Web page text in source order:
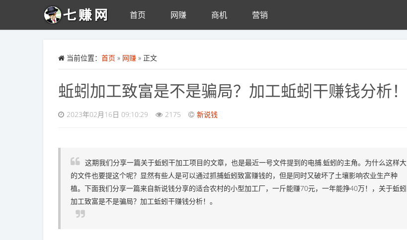
首页 网赚 商机 营销
当前位置： 首页 » 网赚 » 正文
蚯蚓加工致富是不是骗局？加工蚯蚓干赚钱分析！
2023年02月16日 09:10:29 2175 新说钱
这期我们分享一篇关于蚯蚓干加工项目的文章，也是最近一号文件提到的电捕.蚯蚓的主角。为什么这样大
的文件也要提这个呢？显然有些人是可以通过抓捕蚯蚓致富赚钱的，但是同时又破坏了土壤影响农业生产种
植。下面我们分享一篇来自新说钱分享的适合农村的小型加工厂，一斤能赚70元，一年能挣40万！，关于蚯蚓
加工致富是不是骗局？加工蚯蚓干赚钱分析！。